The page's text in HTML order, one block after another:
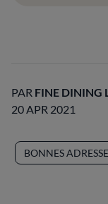
PAR FINE DINING
20 APR 2021
BONNES